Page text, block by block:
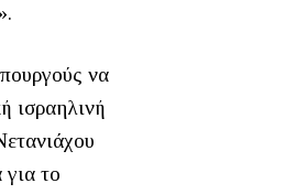
να
ισραηλινή
το